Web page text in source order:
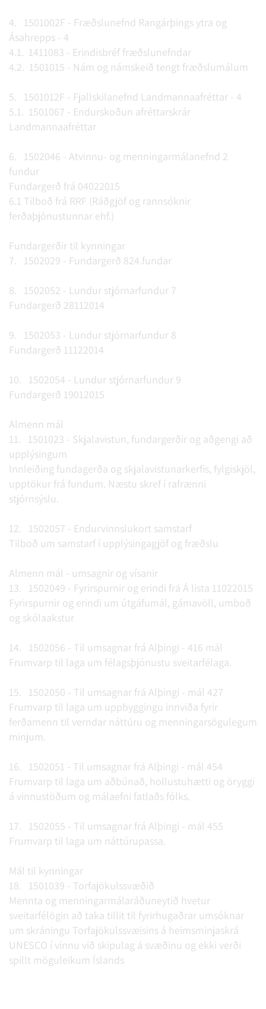
4. 1501002F - Fræðslunefnd Rangárþings ytra og
Ásahrepps - 4
4.1. 1411083 - Erindisbréf fræðslunefndar
4.2. 1501015 - Nám og námskeið tengt fræðslumálum
5. 1501012F - Fjallskilanefnd Landmannaafréttar - 4
5.1. 1501067 - Endurskoðun afréttarskrár
Landmannaafréttar
6. 1502046 - Atvinnu- og menningarmálanefnd 2
fundur
Fundargerð frá 04022015
6.1 Tilboð frá RRF (Ráðgjöf og rannsóknir
ferðaþjónustunnar ehf.)
Fundargerðir til kynningar
7. 1502029 - Fundargerð 824.fundar
8. 1502052 - Lundur stjórnarfundur 7
Fundargerð 28112014
9. 1502053 - Lundur stjórnarfundur 8
Fundargerð 11122014
10. 1502054 - Lundur stjórnarfundur 9
Fundargerð 19012015
Almenn mál
11. 1501023 - Skjalavistun, fundargerðir og aðgengi að
upplýsingum
Innleiðing fundagerða og skjalavistunarkerfis, fylgiskjöl,
upptökur frá fundum. Næstu skref í rafrænni
stjórnsýslu.
12. 1502057 - Endurvinnslukort samstarf
Tilboð um samstarf í upplýsingagjöf og fræðslu
Almenn mál - umsagnir og vísanir
13. 1502049 - Fyrirspurnir og erindi frá Á lista 11022015
Fyrirspurnir og erindi um útgáfumál, gámavöll, umboð
og skólaakstur
14. 1502056 - Til umsagnar frá Alþingi - 416 mál
Frumvarp til laga um félagsþjónustu sveitarfélaga.
15. 1502050 - Til umsagnar frá Alþingi - mál 427
Frumvarp til laga um uppbyggingu innviða fyrir
ferðamenn til verndar náttúru og menningarsögulegum
minjum.
16. 1502051 - Til umsagnar frá Alþingi - mál 454
Frumvarp til laga um aðbúnað, hollustuhætti og öryggi
á vinnustöðum og málaefni fatlaðs fólks.
17. 1502055 - Til umsagnar frá Alþingi - mál 455
Frumvarp til laga um náttúrupassa.
Mál til kynningar
18. 1501039 - Torfajökulssvæðið
Mennta og menningarmálaráðuneytið hvetur
sveitarfélögin að taka tillit til fyrirhugaðrar umsóknar
um skráningu Torfajökulssvæisins á heimsminjaskrá
UNESCO í vinnu við skipulag á svæðinu og ekki verði
spillt möguleikum Íslands